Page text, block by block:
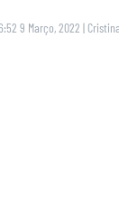
9 Março, 2022 |